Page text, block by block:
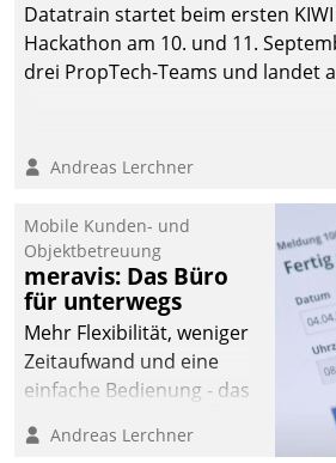
Datatrain startet beim ersten
Hackathon am 10. und 11.
drei PropTech-Teams und landet
Andreas Lerchner
Mobile Kunden- und
Objektbetreuung
meravis: Das Büro
für unterwegs
Mehr Flexibilität, weniger
Zeitaufwand und eine
einfache Bedienung - das
Cockpit für mobile
Andreas Lerchner